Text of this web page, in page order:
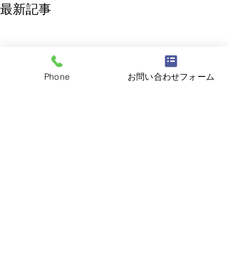
最新記事
Phone お問い合わせフォーム